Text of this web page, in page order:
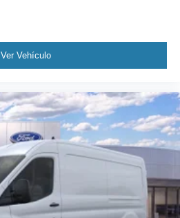
Ver Vehículo